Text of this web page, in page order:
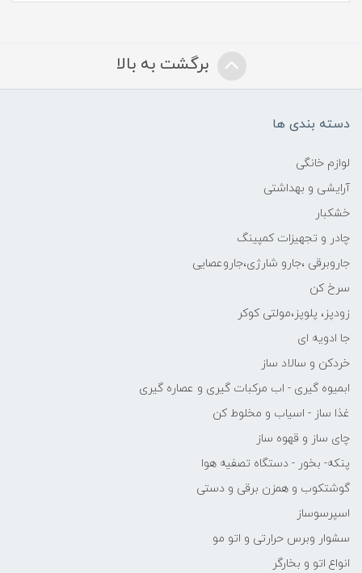
برگشت به بالا
دسته بندی ها
لوازم خانگی
آرایشی و بهداشتی
خشکبار
چادر و تجهیزات کمپینگ
جاروبرقی ،جارو شارژی،جاروعصایی
سرخ کن
زودپز، پلوپز،مولتی کوکر
جا ادویه ای
خردکن و سالاد ساز
ابمیوه گیری - اب مرکبات گیری و عصاره گیری
غذا ساز - اسیاب و مخلوط کن
چای ساز و قهوه ساز
پنکه- بخور - دستگاه تصفیه هوا
گوشتکوب و همزن برقی و دستی
اسپرسوساز
سشوار وبرس حرارتی و اتو مو
انواع اتو و بخارگر